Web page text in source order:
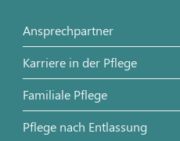
Ansprechpartner
Karriere in der Pflege
Familiale Pflege
Pflege nach Entlassung